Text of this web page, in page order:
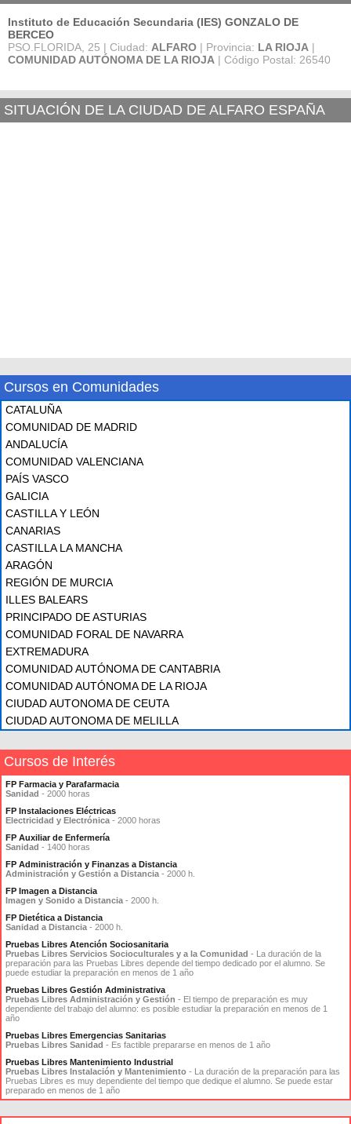
Instituto de Educación Secundaria (IES) GONZALO DE
BERCEO
PSO.FLORIDA, 25 | Ciudad: ALFARO | Provincia: LA RIOJA |
COMUNIDAD AUTÓNOMA DE LA RIOJA | Código Postal: 26540
SITUACIÓN DE LA CIUDAD DE ALFARO ESPAÑA
Cursos en Comunidades
CATALUÑA
COMUNIDAD DE MADRID
ANDALUCÍA
COMUNIDAD VALENCIANA
PAÍS VASCO
GALICIA
CASTILLA Y LEÓN
CANARIAS
CASTILLA LA MANCHA
ARAGÓN
REGIÓN DE MURCIA
ILLES BALEARS
PRINCIPADO DE ASTURIAS
COMUNIDAD FORAL DE NAVARRA
EXTREMADURA
COMUNIDAD AUTÓNOMA DE CANTABRIA
COMUNIDAD AUTÓNOMA DE LA RIOJA
CIUDAD AUTONOMA DE CEUTA
CIUDAD AUTONOMA DE MELILLA
Cursos de Interés
FP Farmacia y Parafarmacia
Sanidad - 2000 horas
FP Instalaciones Eléctricas
Electricidad y Electrónica - 2000 horas
FP Auxiliar de Enfermería
Sanidad - 1400 horas
FP Administración y Finanzas a Distancia
Administración y Gestión a Distancia - 2000 h.
FP Imagen a Distancia
Imagen y Sonido a Distancia - 2000 h.
FP Dietética a Distancia
Sanidad a Distancia - 2000 h.
Pruebas Libres Atención Sociosanitaria
Pruebas Libres Servicios Socioculturales y a la Comunidad - La duración de la
preparación para las Pruebas Libres depende del tiempo dedicado por el alumno. Se
puede estudiar la preparación en menos de 1 año
Pruebas Libres Gestión Administrativa
Pruebas Libres Administración y Gestión - El tiempo de preparación es muy
dependiente del trabajo del alumno: es posible estudiar la preparación en menos de 1
año
Pruebas Libres Emergencias Sanitarias
Pruebas Libres Sanidad - Es factible prepararse en menos de 1 año
Pruebas Libres Mantenimiento Industrial
Pruebas Libres Instalación y Mantenimiento - La duración de la preparación para las
Pruebas Libres es muy dependiente del tiempo que dedique el alumno. Se puede estar
preparado en menos de 1 año